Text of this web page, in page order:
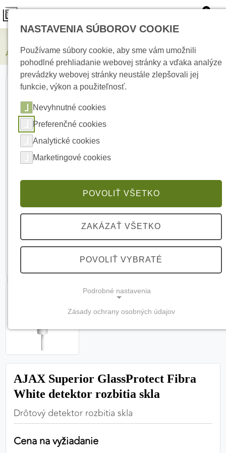
0
AJAX Superior GlassProtect Fibra White detektor rozbitia skla
AJAX Superior GlassProtect Fibra
White detektor rozbitia skla
Drôtový detektor rozbitia skla
Cena na vyžiadanie
NASTAVENIA SÚBOROV COOKIE
Používame súbory cookie, aby sme vám umožnili
pohodlné prehliadanie webovej stránky a vďaka analýze
prevádzky webovej stránky neustále zlepšovali jej
funkcie, výkon a použiteľnosť.
Nevyhnutné cookies
Preferenčné cookies
Analytické cookies
Marketingové cookies
POVOLIŤ VŠETKO
ZAKÁZAŤ VŠETKO
POVOLIŤ VYBRATÉ
Podrobné nastavenia
(vždy aktívne, nemožno vypnúť)
Tieto cookies sú potrebné na správne fungovanie
zabezpečiť jej plnú funkčnosť.
PREFERENČNÉ COOKIES
Zásady ochrany osobných údajov